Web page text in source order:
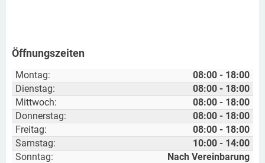
Öffnungszeiten
Montag:
08:00 - 18:00
Dienstag:
08:00 - 18:00
Mittwoch:
08:00 - 18:00
Donnerstag:
08:00 - 18:00
Freitag:
08:00 - 18:00
Samstag:
10:00 - 14:00
Sonntag:
Nach Vereinbarung